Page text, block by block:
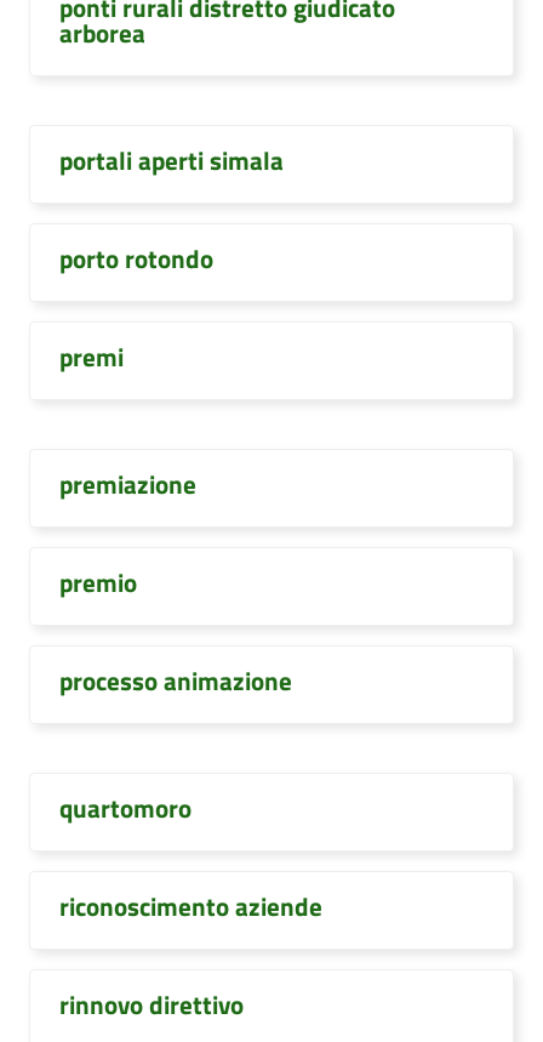
arborea
portali aperti simala
porto rotondo
premi
premiazione
premio
processo animazione
quartomoro
riconoscimento aziende
rinnovo direttivo